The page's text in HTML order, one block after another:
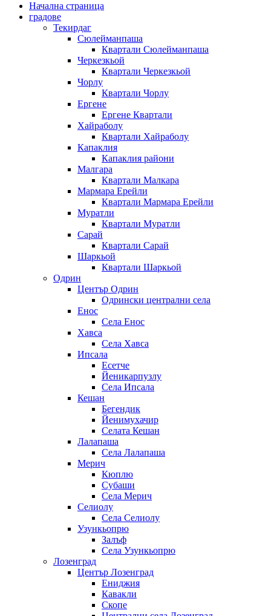
Начална страница
градове
Текирдаг
Сюлейманпаша
Квартали Сюлейманпаша
Черкезкьой
Квартали Черкезкьой
Чорлу
Квартали Чорлу
Ергене
Ергене Квартали
Хайраболу
Квартали Хайраболу
Капаклия
Капаклия райони
Малгара
Квартали Малкара
Мармара Ерейли
Квартали Мармара Ерейли
Муратли
Квартали Муратли
Сарай
Квартали Сарай
Шаркьой
Квартали Шаркьой
Одрин
Център Одрин
Одрински централни села
Енос
Села Енос
Хавса
Села Хавса
Ипсала
Есетче
Йеникарпузлу
Села Ипсала
Кешан
Бегендик
Йенимухачир
Селата Кешан
Лалапаша
Села Лалапаша
Мерич
Кюплю
Субаши
Села Мерич
Селиолу
Села Селиолу
Узункьопрю
Залъф
Села Узункьопрю
Лозенград
Център Лозенград
Ениджия
Кавакли
Скопе